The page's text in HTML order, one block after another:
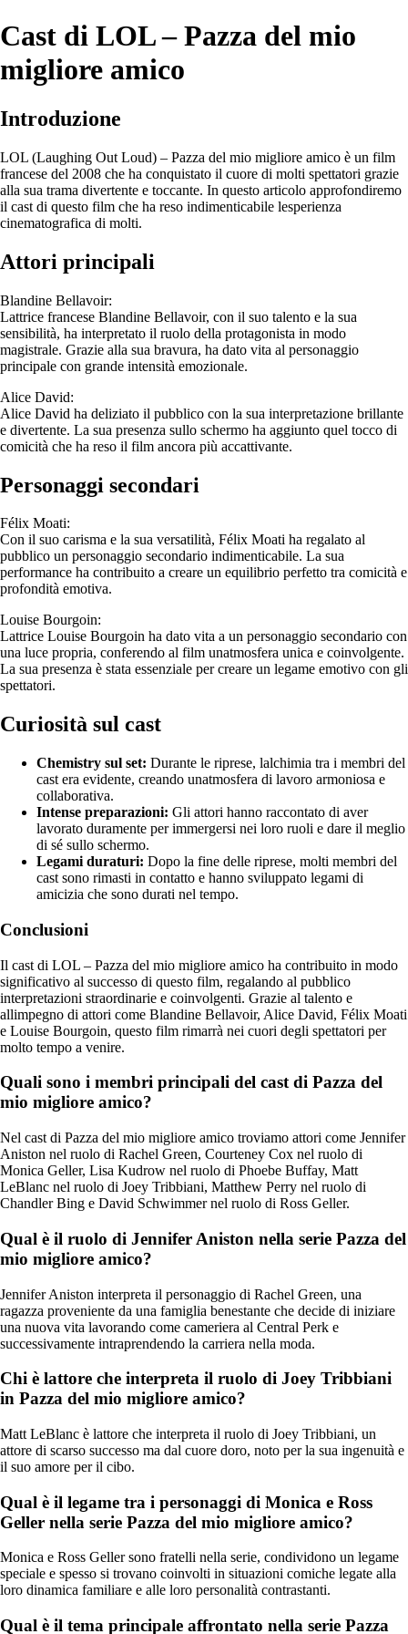
Cast di LOL – Pazza del mio
migliore amico
Introduzione
LOL (Laughing Out Loud) – Pazza del mio migliore amico è un film
francese del 2008 che ha conquistato il cuore di molti spettatori grazie
alla sua trama divertente e toccante. In questo articolo approfondiremo
il cast di questo film che ha reso indimenticabile lesperienza
cinematografica di molti.
Attori principali
Blandine Bellavoir:
Lattrice francese Blandine Bellavoir, con il suo talento e la sua
sensibilità, ha interpretato il ruolo della protagonista in modo
magistrale. Grazie alla sua bravura, ha dato vita al personaggio
principale con grande intensità emozionale.
Alice David:
Alice David ha deliziato il pubblico con la sua interpretazione brillante
e divertente. La sua presenza sullo schermo ha aggiunto quel tocco di
comicità che ha reso il film ancora più accattivante.
Personaggi secondari
Félix Moati:
Con il suo carisma e la sua versatilità, Félix Moati ha regalato al
pubblico un personaggio secondario indimenticabile. La sua
performance ha contribuito a creare un equilibrio perfetto tra comicità e
profondità emotiva.
Louise Bourgoin:
Lattrice Louise Bourgoin ha dato vita a un personaggio secondario con
una luce propria, conferendo al film unatmosfera unica e coinvolgente.
La sua presenza è stata essenziale per creare un legame emotivo con gli
spettatori.
Curiosità sul cast
Chemistry sul set: Durante le riprese, lalchimia tra i membri del
cast era evidente, creando unatmosfera di lavoro armoniosa e
collaborativa.
Intense preparazioni: Gli attori hanno raccontato di aver
lavorato duramente per immergersi nei loro ruoli e dare il meglio
di sé sullo schermo.
Legami duraturi: Dopo la fine delle riprese, molti membri del
cast sono rimasti in contatto e hanno sviluppato legami di
amicizia che sono durati nel tempo.
Conclusioni
Il cast di LOL – Pazza del mio migliore amico ha contribuito in modo
significativo al successo di questo film, regalando al pubblico
interpretazioni straordinarie e coinvolgenti. Grazie al talento e
allimpegno di attori come Blandine Bellavoir, Alice David, Félix Moati
e Louise Bourgoin, questo film rimarrà nei cuori degli spettatori per
molto tempo a venire.
Quali sono i membri principali del cast di Pazza del
mio migliore amico?
Nel cast di Pazza del mio migliore amico troviamo attori come Jennifer
Aniston nel ruolo di Rachel Green, Courteney Cox nel ruolo di
Monica Geller, Lisa Kudrow nel ruolo di Phoebe Buffay, Matt
LeBlanc nel ruolo di Joey Tribbiani, Matthew Perry nel ruolo di
Chandler Bing e David Schwimmer nel ruolo di Ross Geller.
Qual è il ruolo di Jennifer Aniston nella serie Pazza del
mio migliore amico?
Jennifer Aniston interpreta il personaggio di Rachel Green, una
ragazza proveniente da una famiglia benestante che decide di iniziare
una nuova vita lavorando come cameriera al Central Perk e
successivamente intraprendendo la carriera nella moda.
Chi è lattore che interpreta il ruolo di Joey Tribbiani
in Pazza del mio migliore amico?
Matt LeBlanc è lattore che interpreta il ruolo di Joey Tribbiani, un
attore di scarso successo ma dal cuore doro, noto per la sua ingenuità e
il suo amore per il cibo.
Qual è il legame tra i personaggi di Monica e Ross
Geller nella serie Pazza del mio migliore amico?
Monica e Ross Geller sono fratelli nella serie, condividono un legame
speciale e spesso si trovano coinvolti in situazioni comiche legate alla
loro dinamica familiare e alle loro personalità contrastanti.
Qual è il tema principale affrontato nella serie Pazza